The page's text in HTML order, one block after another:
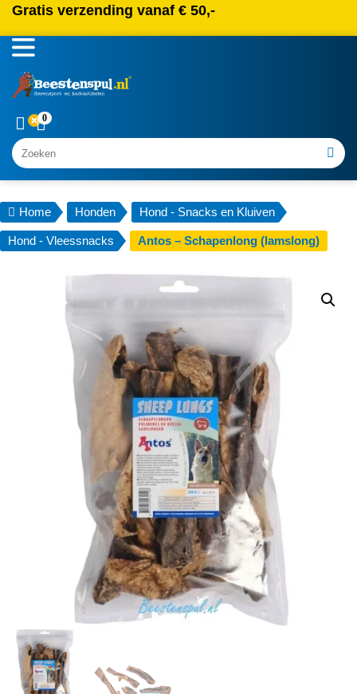
Gratis verzending vanaf € 50,-
0
Zoeken
Home Honden Hond - Snacks en Kluiven
Hond - Vleessnacks Antos – Schapenlong (lamslong)